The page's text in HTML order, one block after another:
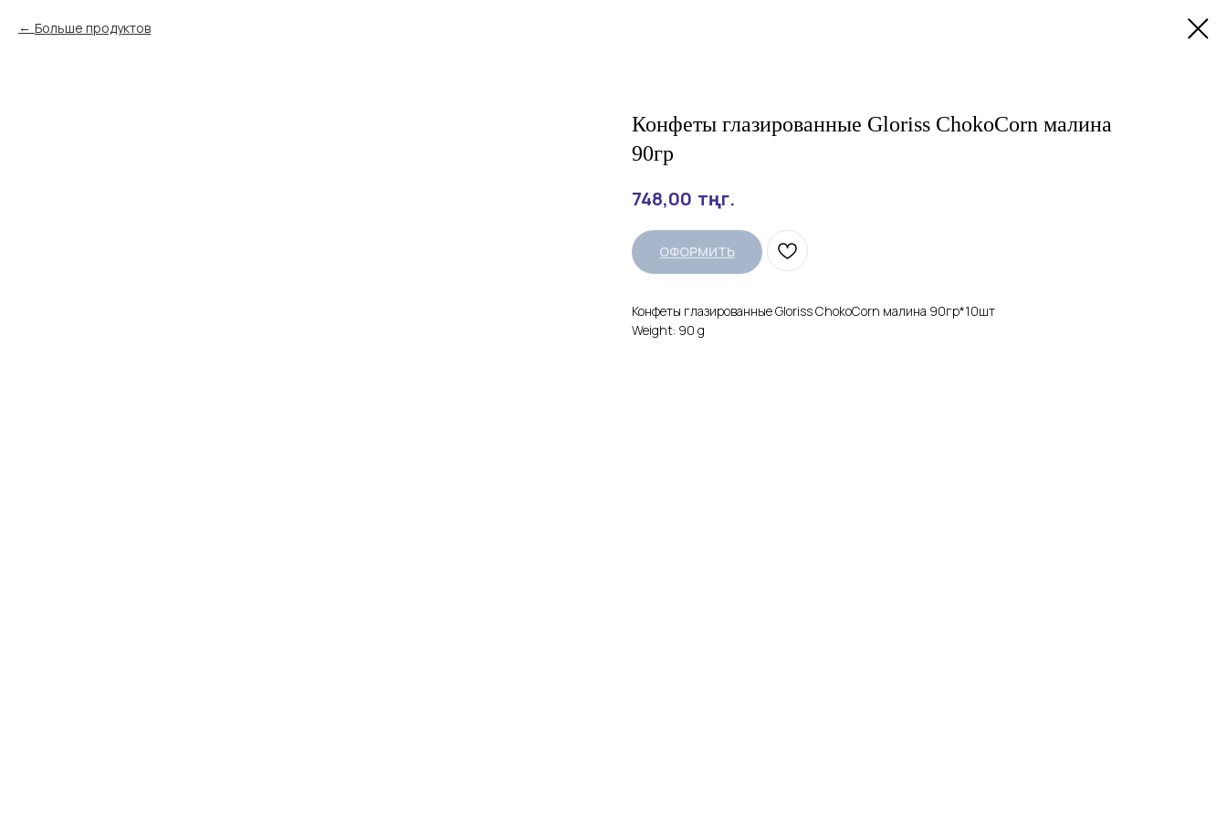
Больше продуктов
Конфеты глазированные Gloriss ChokoCorn малина
90гр
748,00 тңг.
ОФОРМИТЬ
Конфеты глазированные Gloriss ChokoCorn малина 90гр*10шт
Weight: 90 g